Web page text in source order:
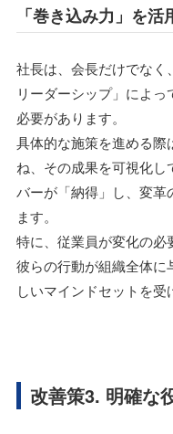
「巻き込み力」を
社長は、会長だけでなく
リーダーシップ」によっ
必要があります。
具体的な施策を進める
ね、その成果を可視化
バーが「納得」し、変革
ます。
特に、従業員が変化の必
彼らの行動が組織全体
しいマインドセットを受
改善策3. 明確な